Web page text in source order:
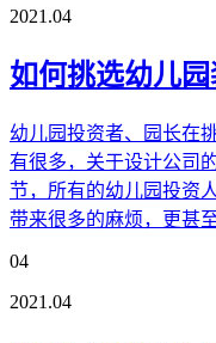
2021.04
如何挑选幼儿
幼儿园投资者、园长在
有很多，关于设计公司
节，所有的幼儿园投资
带来很多的麻烦，更甚
04
2021.04